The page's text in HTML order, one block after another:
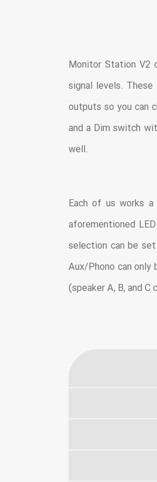
Monitor Station V2
signal levels.
outputs so you can
and a Dim switch
well.
Each of us works
aforementioned
selection can be
Aux/Phono can only
(speaker A, B, and